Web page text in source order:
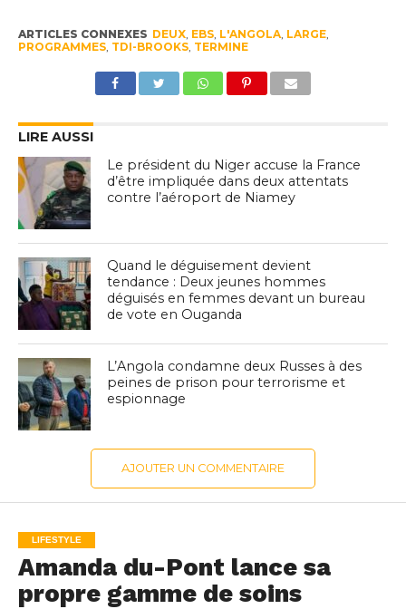
ARTICLES CONNEXES DEUX, EBS, L'ANGOLA, LARGE,
PROGRAMMES, TDI-BROOKS, TERMINE
LIRE AUSSI
Le président du Niger accuse la France
d’être impliquée dans deux attentats
contre l’aéroport de Niamey
Quand le déguisement devient
tendance : Deux jeunes hommes
déguisés en femmes devant un bureau
de vote en Ouganda
L’Angola condamne deux Russes à des
peines de prison pour terrorisme et
espionnage
AJOUTER UN COMMENTAIRE
LIFESTYLE
Amanda du-Pont lance sa
propre gamme de soins